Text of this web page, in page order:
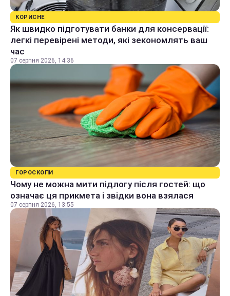
КОРИСНЕ
Як швидко підготувати банки для консервації:
легкі перевірені методи, які зекономлять ваш
час
07 серпня 2026, 14:36
ГОРОСКОПИ
Чому не можна мити підлогу після гостей: що
означає ця прикмета і звідки вона взялася
07 серпня 2026, 13:55